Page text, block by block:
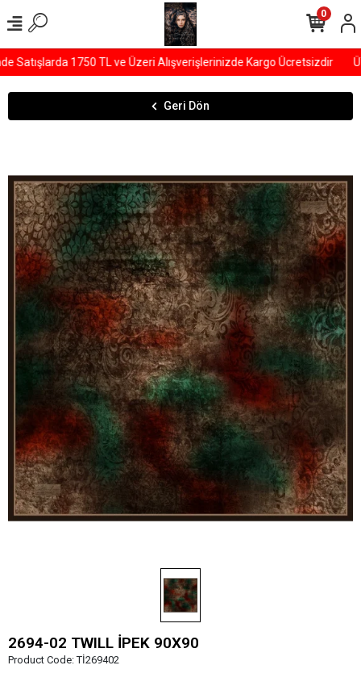
Satışlarda 1750 TL ve Üzeri Alışverişlerinizde Kargo Ücretsizdir
0
Geri Dön
2694-02 TWILL İPEK 90X90
Product Code:Tİ269402